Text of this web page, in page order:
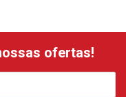
ofertas!